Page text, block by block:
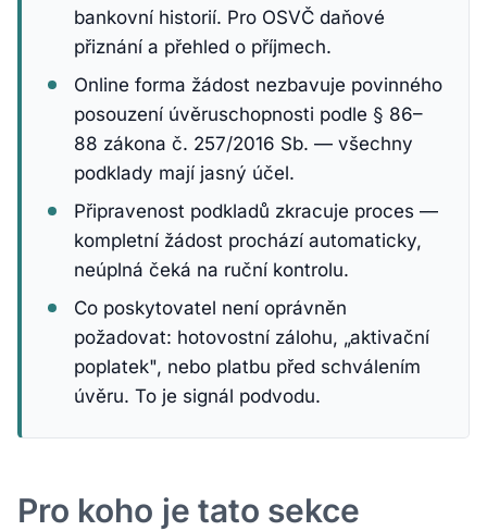
bankovní historií. Pro OSVČ daňové
přiznání a přehled o příjmech.
Online forma žádost nezbavuje povinného
posouzení úvěruschopnosti podle § 86–
88 zákona č. 257/2016 Sb. — všechny
podklady mají jasný účel.
Připravenost podkladů zkracuje proces —
kompletní žádost prochází automaticky,
neúplná čeká na ruční kontrolu.
Co poskytovatel není oprávněn
požadovat: hotovostní zálohu, „aktivační
poplatek", nebo platbu před schválením
úvěru. To je signál podvodu.
Pro koho je tato sekce